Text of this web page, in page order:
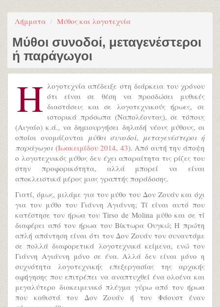
Λήμματα Μύθος και λογοτεχνία
Μύθοι συνοδοί, μεταγενέστεροι
ή παράγωγοι
Η λογοτεχνία απέδειξε στη διάρκεια του χρόνου
ότι είναι σε θέση να προσδώσει μυθικές
διαστάσεις και σε λογοτεχνικούς ήρωες, σε
ιστορικά πρόσωπα (Ναπολέοντας), σε τόπους
(Αιγαίο) κ.ά., να δημιουργήσει δηλαδή νέους μύθους, οι
οποίοι ονομάζονται μύθοι συνοδοί, μεταγενέστεροι ή
παράγωγοι (Ιωακειμίδου 2014, 43). Από αυτή την άποψη
ο λογοτεχνικός μύθος δεν έχει απαραίτητα τις ρίζες του
στην προφορικότητα, αλλά μπορεί να είναι
αποκλειστικά μέρος μιας γραπτής παράδοσης.
Γιατί, όμως, μιλάμε για τον μύθο του Δον Ζουάν και όχι
για τον μύθο του Γιάννη Αγιάννη; Τί είναι αυτό που
κατέστησε τον ήρωα του Tirso de Molina μύθο και σε τί
διαφέρει από τον ήρωα του Βίκτωρα Ουγκώ; Η πρώτη
απλή απάντηση είναι ότι τον Δον Ζουάν τον συναντάμε
σε πολλά διαφορετικά λογοτεχνικά κείμενα, ενώ τον
Γιάννη Αγιάννη μόνο σε ένα. Αλλά δεν είναι μόνο η
συχνότητα λογοτεχνικής επεξεργασίας της αρχικής
αφήγησης που επιτρέπει να αναπτυχθεί ένα ολοένα και
μεγαλύτερο διακειμενικό πλέγμα γύρω από τον ήρωα
που καθιστά τον Δον Ζουάν ή τον Φάουστ έναν